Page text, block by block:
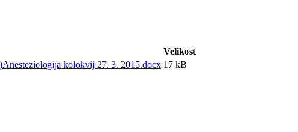
Velikost
Anesteziologija kolokvij 27. 3. 2015.docx 17 kB